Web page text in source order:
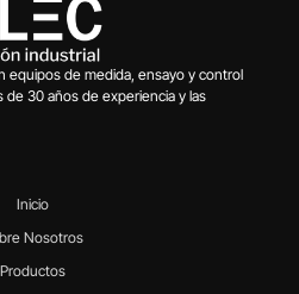
equipos de medida, ensayo y control
de 30 años de experiencia y las
Inicio
Nosotros
Productos